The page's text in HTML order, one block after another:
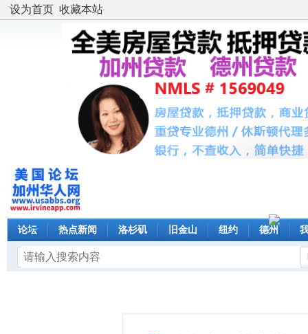
设为首页 收藏本站
论坛 热点新闻 洛杉矶 旧金山 纽约 德州